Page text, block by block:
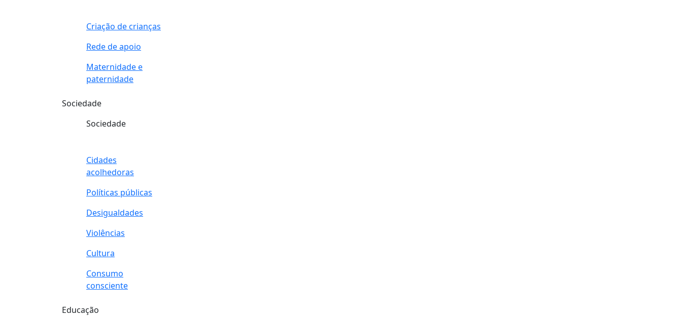
Criação de crianças
Rede de apoio
Maternidade e
paternidade
Sociedade
Sociedade
Cidades
acolhedoras
Políticas públicas
Desigualdades
Violências
Cultura
Consumo
consciente
Educação